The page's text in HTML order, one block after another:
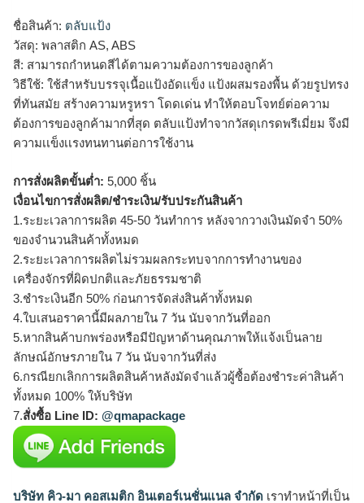
ชื่อสินค้า: ตลับแป้ง
วัสดุ: พลาสติก AS, ABS
สี: สามารถกำหนดสีได้ตามความต้องการของลูกค้า
วิธีใช้: ใช้สำหรับบรรจุเนื้อแป้งอัดเเข็ง แป้งผสมรองพื้น ด้วยรูปทรง
ที่ทันสมัย สร้างความหรูหรา โดดเด่น ทำให้ตอบโจทย์ต่อความ
ต้องการของลูกค้ามากที่สุด ตลับแป้งทำจากวัสดุเกรดพรีเมี่ยม จึงมี
ความเเข็งเเรงทนทานต่อการใช้งาน
การสั่งผลิตขั้นต่ำ: 5,000 ชิ้น
เงื่อนไขการสั่งผลิต/ชำระเงิน/รับประกันสินค้า
1.ระยะเวลาการผลิต 45-50 วันทำการ หลังจากวางเงินมัดจำ 50%
ของจำนวนสินค้าทั้งหมด
2.ระยะเวลาการผลิตไม่รวมผลกระทบจากการทำงานของ
เครื่องจักรที่ผิดปกติและภัยธรรมชาติ
3.ชำระเงินอีก 50% ก่อนการจัดส่งสินค้าทั้งหมด
4.ใบเสนอราคานี้มีผลภายใน 7 วัน นับจากวันที่ออก
5.หากสินค้าบกพร่องหรือมีปัญหาด้านคุณภาพให้แจ้งเป็นลาย
ลักษณ์อักษรภายใน 7 วัน นับจากวันที่ส่ง
6.กรณียกเลิกการผลิตสินค้าหลังมัดจำแล้วผู้ซื้อต้องชำระค่าสินค้า
ทั้งหมด 100% ให้บริษัท
7.สั่งซื้อ Line ID: @qmapackage
บริษัท คิว-มา คอสเมติก อินเตอร์เนชั่นแนล จำกัด เราทำหน้าที่เป็น